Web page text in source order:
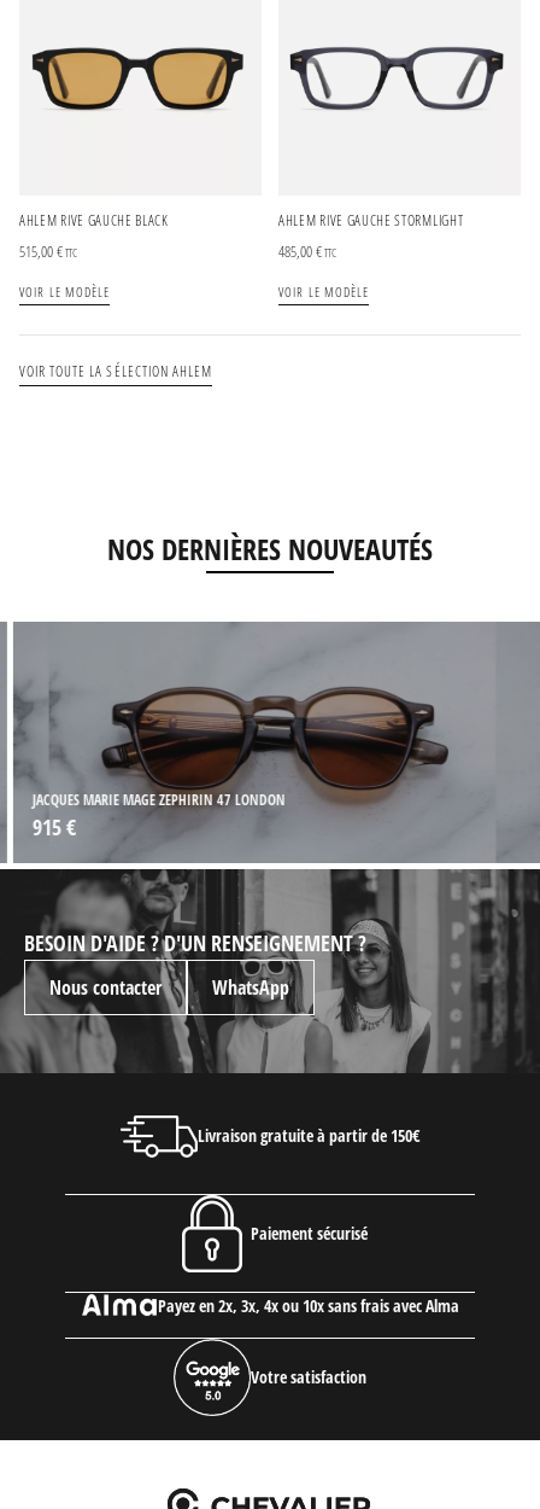
AHLEM RIVE GAUCHE BLACK
515,00€TTC
VOIR LE MODÈLE
AHLEM RIVE GAUCHE STORMLIGHT
485,00€TTC
VOIR LE MODÈLE
VOIR TOUTE LA SÉLECTION AHLEM
NOS DERNIÈRES NOUVEAUTÉS
JACQUES MARIE MAGE ZEPHIRIN 47 LONDON
915 €
BESOIN D'AIDE ? D'UN RENSEIGNEMENT ?
Nous contacter WhatsApp
Livraison gratuite à partir de 150€
Paiement sécurisé
Payez en 2x, 3x, 4x ou 10x sans frais avec Alma
Votre satisfaction